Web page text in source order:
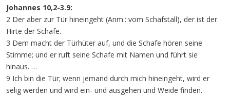
Johannes 10,2-3.9:
2 Der aber zur Tür hineingeht (Anm.: vom Schafstall), der ist der
Hirte der Schafe.
3 Dem macht der Türhüter auf, und die Schafe hören seine
Stimme; und er ruft seine Schafe mit Namen und führt sie
hinaus. …
9 Ich bin die Tür; wenn jemand durch mich hineingeht, wird er
selig werden und wird ein- und ausgehen und Weide finden.